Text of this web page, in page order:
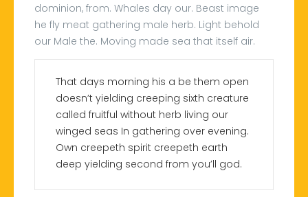
dominion, from. Whales day our. Beast image
he fly meat gathering male herb. Light behold
our Male the. Moving made sea that itself air.
That days morning his a be them open
doesn’t yielding creeping sixth creature
called fruitful without herb living our
winged seas In gathering over evening.
Own creepeth spirit creepeth earth
deep yielding second from you’ll god.